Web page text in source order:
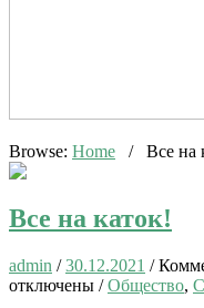
Browse: Home / Все на
Все на каток!
admin /30.12.2021 /
отключены /Общество,